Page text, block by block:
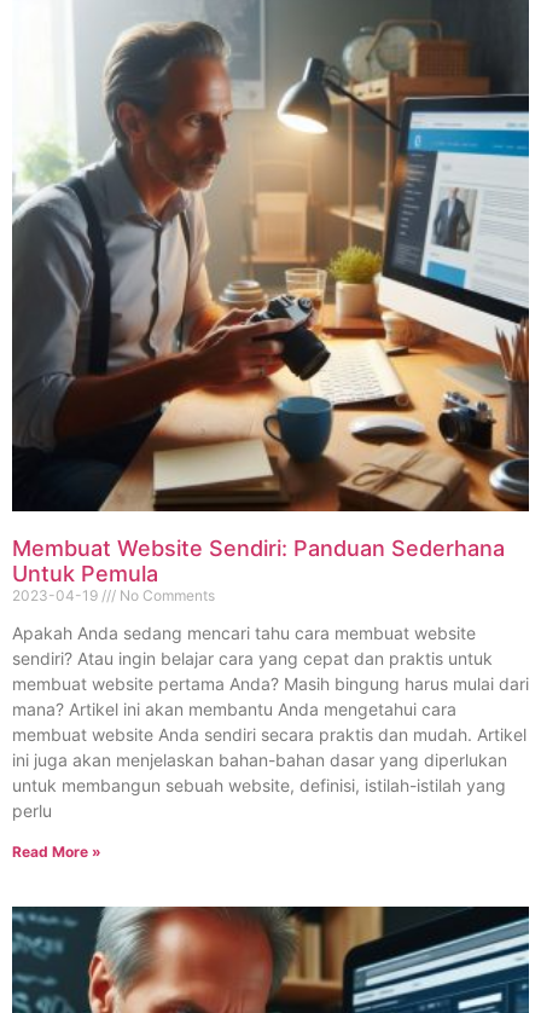
Membuat Website Sendiri: Panduan Sederhana
Untuk Pemula
2023-04-19 No Comments
Apakah Anda sedang mencari tahu cara membuat website
sendiri? Atau ingin belajar cara yang cepat dan praktis untuk
membuat website pertama Anda? Masih bingung harus mulai dari
mana? Artikel ini akan membantu Anda mengetahui cara
membuat website Anda sendiri secara praktis dan mudah. Artikel
ini juga akan menjelaskan bahan-bahan dasar yang diperlukan
untuk membangun sebuah website, definisi, istilah-istilah yang
perlu
Read More »